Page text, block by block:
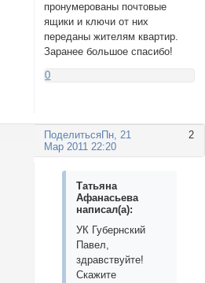
пронумерованы почтовые
ящики и ключи от них
переданы жителям квартир.
Заранее большое спасибо!
0
Поделиться 2
Пн, 21
Мар 2011 22:20
Татьяна
Афанасьева
написал(а):
УК Губернский
Павел,
здравствуйте!
Скажите